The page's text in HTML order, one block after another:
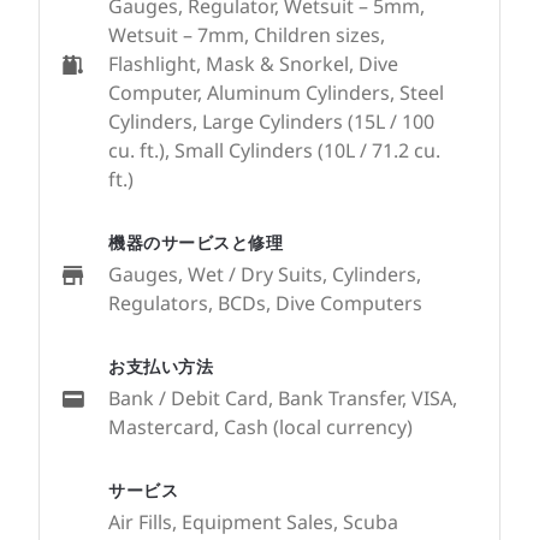
サービス
Air Fills, Equipment Sales, Scuba
Gauges, Regulator, Wetsuit – 5mm,
Wetsuit – 7mm, Children sizes,
Flashlight, Mask & Snorkel, Dive
Computer, Aluminum Cylinders, Steel
Cylinders, Large Cylinders (15L / 100
cu. ft.), Small Cylinders (10L / 71.2 cu.
ft.)
機器のサービスと修理
Gauges, Wet / Dry Suits, Cylinders,
Regulators, BCDs, Dive Computers
お支払い方法
Bank / Debit Card, Bank Transfer, VISA,
Mastercard, Cash (local currency)